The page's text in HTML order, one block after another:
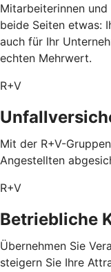
Mitarbeiterinnen
beide Seiten etwas:
auch für Ihr
echten Mehrwert.
R+V
Mit der R+V-
Angestellten
R+V
Betriebliche
Übernehmen Sie
steigern Sie Ihre